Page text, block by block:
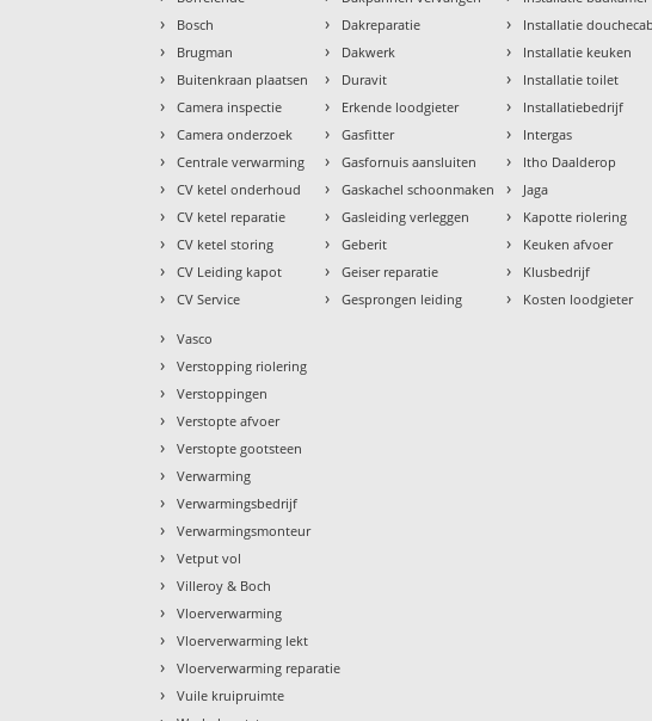
› Bosch
› Brugman
› Buitenkraan plaatsen
› Camera inspectie
› Camera onderzoek
› Centrale verwarming
› CV ketel onderhoud
› CV ketel reparatie
› CV ketel storing
› CV Leiding kapot
› CV Service
› Dakreparatie
› Dakwerk
› Duravit
› Erkende loodgieter
› Gasfitter
› Gasfornuis aansluiten
› Gaskachel schoonmaken
› Gasleiding verleggen
› Geberit
› Geiser reparatie
› Gesprongen leiding
› Installatie
› Installatie keuken
› Installatie toilet
› Installatiebedrijf
› Intergas
› Itho Daalderop
› Jaga
› Kapotte riolering
› Keuken afvoer
› Klusbedrijf
› Kosten loodgieter
› Vasco
› Verstopping riolering
› Verstoppingen
› Verstopte afvoer
› Verstopte gootsteen
› Verwarming
› Verwarmingsbedrijf
› Verwarmingsmonteur
› Vetput vol
› Villeroy & Boch
› Vloerverwarming
› Vloerverwarming lekt
› Vloerverwarming reparatie
› Vuile kruipruimte